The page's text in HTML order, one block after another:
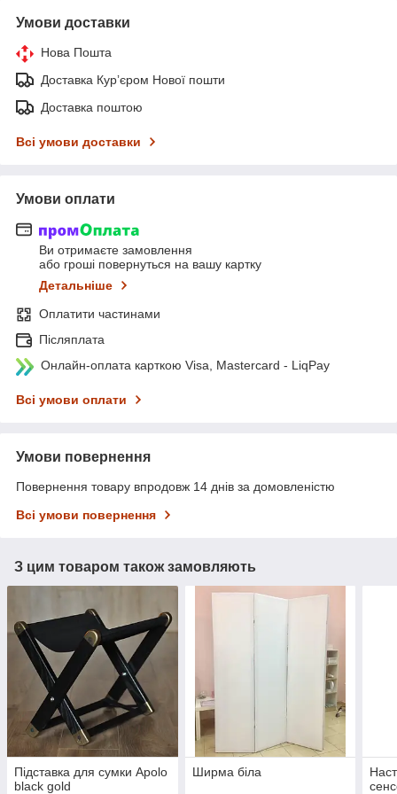
Умови доставки
Нова Пошта
Доставка Курʼєром Нової пошти
Доставка поштою
Всі умови доставки
Умови оплати
Ви отримаєте замовлення
або гроші повернуться на вашу картку
Детальніше
Оплатити частинами
Післяплата
Онлайн-оплата карткою Visa, Mastercard - LiqPay
Всі умови оплати
Умови повернення
Повернення товару впродовж 14 днів за домовленістю
Всі умови повернення
З цим товаром також замовляють
Підставка для сумки Apolo
black gold
Ширма біла